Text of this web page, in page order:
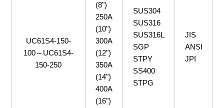
UC61S4-150-
100～UC61S4-
150-250
(8")
250A
(10")
300A
(12")
350A
(14")
400A
(16")
SUS304
SUS316
SUS316L
SGP
STPY
SS400
STPG
JIS
ANSI
JPI